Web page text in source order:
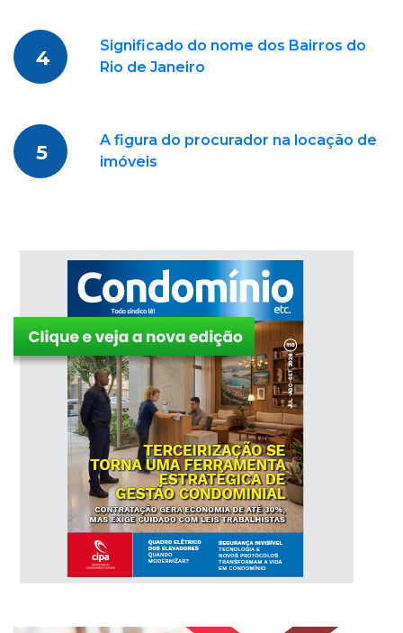
4
Significado do nome dos Bairros do
Rio de Janeiro
5
A figura do procurador na locação de
imóveis